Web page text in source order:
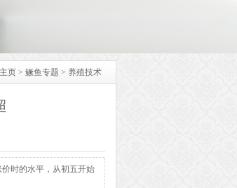
主页 > 鳜鱼专题 > 养殖技术
时的水平，从初五开始